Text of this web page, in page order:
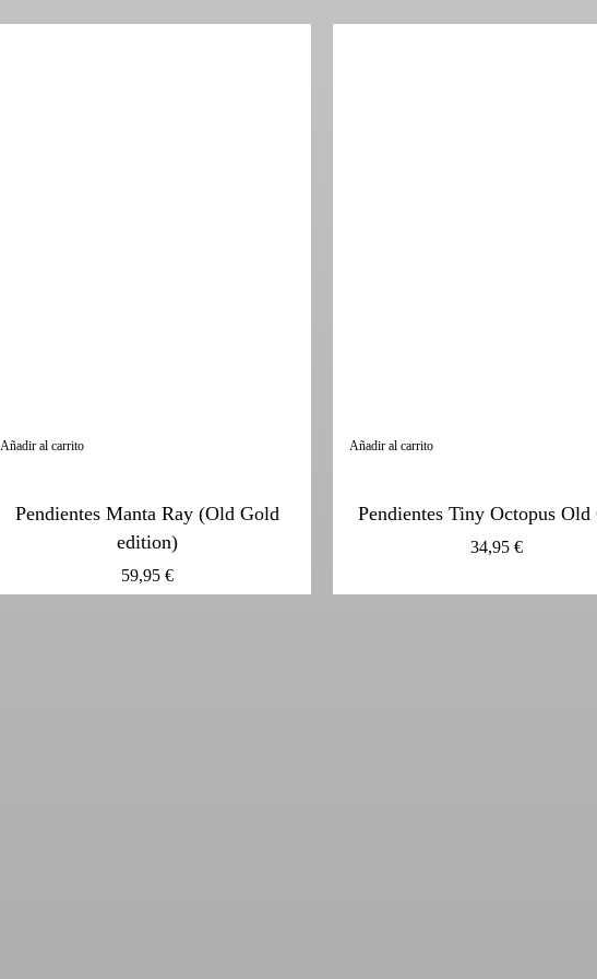
Añadir al carrito
Pendientes Manta Ray (Old Gold
edition)
59,95€
Añadir al carrito
Pendientes Tiny Octopus Old
34,95 €